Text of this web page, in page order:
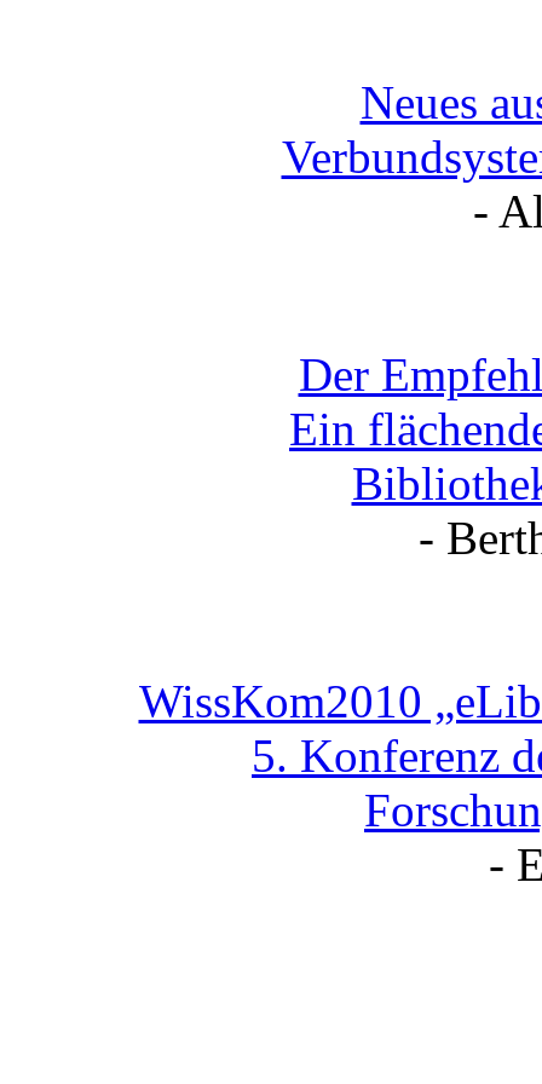
Neues
-
Der
Ein
-
WissKom2010
5. Konferenz
-